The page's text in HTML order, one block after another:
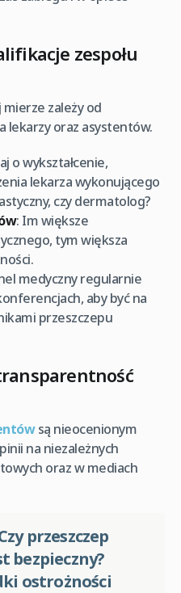
zespołu
zależy od
lekarzy oraz asystentów.
o wykształcenie,
lekarza wykonującego
czy dermatolog?
: Im większe
tym większa
medyczny regularnie
aby być na
przeszczepu
są nieocenionym
na niezależnych
oraz w mediach
przeszczep
bezpieczny?
ostrożności